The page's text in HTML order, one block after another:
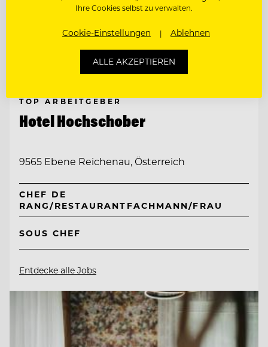
TOP ARBEITGEBER
Hotel Hochschober
9565 Ebene Reichenau, Österreich
CHEF DE
RANG/RESTAURANTFACHMANN/FRAU
SOUS CHEF
Entdecke alle Jobs
Ihre Cookies selbst zu verwalten.
Cookie-Einstellungen Ablehnen
ALLE AKZEPTIEREN